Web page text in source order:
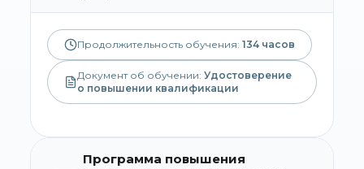
Продолжительность обучения: 134 часов
Документ об обучении: Удостоверение
о повышении квалификации
Программа повышения